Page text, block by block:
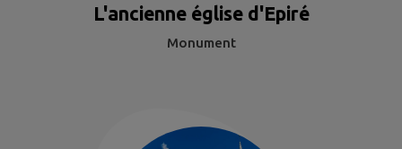
L'ancienne église d'Epiré
Monument